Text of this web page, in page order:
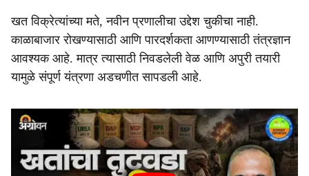
खत विक्रेत्यांच्या मते, नवीन प्रणालीचा उद्देश चुकीचा नाही.
काळाबाजार रोखण्यासाठी आणि पारदर्शकता आणण्यासाठी तंत्रज्ञान
आवश्यक आहे. मात्र त्यासाठी निवडलेली वेळ आणि अपुरी तयारी
यामुळे संपूर्ण यंत्रणा अडचणीत सापडली आहे.